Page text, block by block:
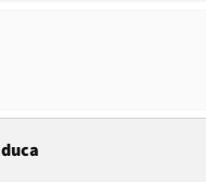
in new window